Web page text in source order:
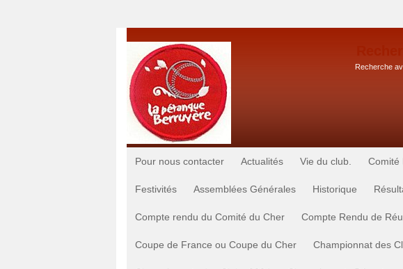
Recherche
Pour nous contacter Actualités Vie du club. Comité
Festivités Assemblées Générales Historique
Compte rendu du Comité du Cher Compte Rendu de
Coupe de France ou Coupe du Cher Championnat des